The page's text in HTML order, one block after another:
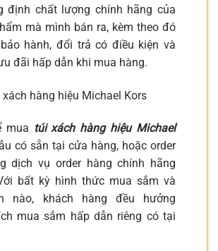
định chất lượng chính hãng của
mà mình bán ra, kèm theo đó
hành, đổi trả có điều kiện và
đãi hấp dẫn khi mua hàng.
mua túi xách hàng hiệu Michael
có sẵn tại cửa hàng, hoặc order
dịch vụ order hàng chính hãng
bất kỳ hình thức mua sắm và
nào, khách hàng đều hưởng
mua sắm hấp dẫn riêng có tại